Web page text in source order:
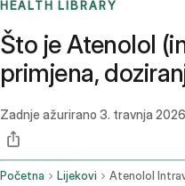
HEALTH LIBRARY
Što je Atenolol
primjena,
Zadnje ažurirano 3. travnja
Početna Lijekovi Atenolol